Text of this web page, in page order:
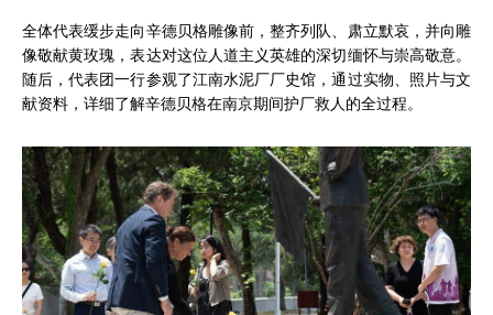
全体代表缓步走向辛德贝格雕像前，整齐列队、肃立默哀，并向雕
像敬献黄玫瑰，表达对这位人道主义英雄的深切缅怀与崇高敬意。
随后，代表团一行参观了江南水泥厂厂史馆，通过实物、照片与文
献资料，详细了解辛德贝格在南京期间护厂救人的全过程。